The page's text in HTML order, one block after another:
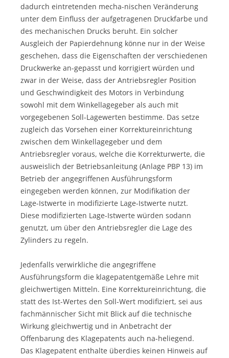
dadurch eintretenden mecha-nischen Veränderung
unter dem Einfluss der aufgetragenen Druckfarbe und
des mechanischen Drucks beruht. Ein solcher
Ausgleich der Papierdehnung könne nur in der Weise
geschehen, dass die Eigenschaften der verschiedenen
Druckwerke an-gepasst und korrigiert würden und
zwar in der Weise, dass der Antriebsregler Position
und Geschwindigkeit des Motors in Verbindung
sowohl mit dem Winkellagegeber als auch mit
vorgegebenen Soll-Lagewerten bestimme. Das setze
zugleich das Vorsehen einer Korrektureinrichtung
zwischen dem Winkellagegeber und dem
Antriebsregler voraus, welche die Korrekturwerte, die
ausweislich der Betriebsanleitung (Anlage PBP 13) im
Betrieb der angegriffenen Ausführungsform
eingegeben werden können, zur Modifikation der
Lage-Istwerte in modifizierte Lage-Istwerte nutzt.
Diese modifizierten Lage-Istwerte würden sodann
genutzt, um über den Antriebsregler die Lage des
Zylinders zu regeln.
Jedenfalls verwirkliche die angegriffene
Ausführungsform die klagepatentgemäße Lehre mit
gleichwertigen Mitteln. Eine Korrektureinrichtung, die
statt des Ist-Wertes den Soll-Wert modifiziert, sei aus
fachmännischer Sicht mit Blick auf die technische
Wirkung gleichwertig und in Anbetracht der
Offenbarung des Klagepatents auch na-heliegend.
Das Klagepatent enthalte überdies keinen Hinweis auf